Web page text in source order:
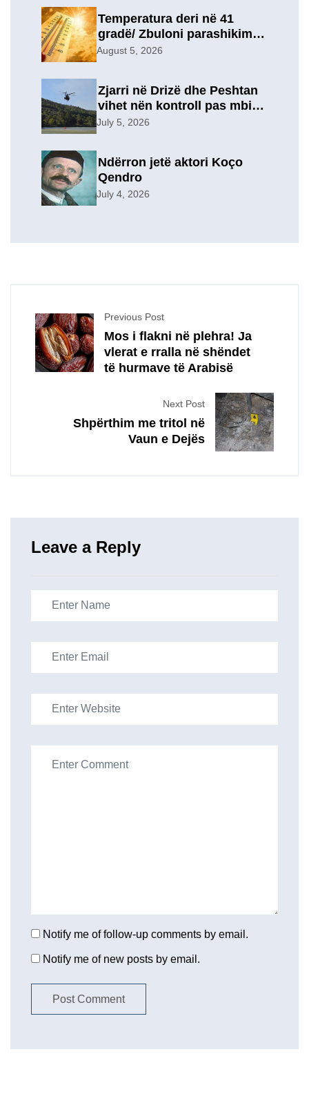
një lidhje të re?
Temperatura deri në 41
gradë/ Zbuloni parashikimin
e motit, për sot
August 5, 2026
Zjarri në Drizë dhe Peshtan
vihet nën kontroll pas mbi 9
orësh operacion, u
July 5, 2026
Ndërron jetë aktori Koço
Qendro
July 4, 2026
Previous Post
Mos i flakni në plehra! Ja
vlerat e rralla në shëndet
të hurmave të Arabisë
Next Post
Shpërthim me tritol në
Vaun e Dejës
Leave a Reply
Notify me of follow-up comments by email.
Notify me of new posts by email.